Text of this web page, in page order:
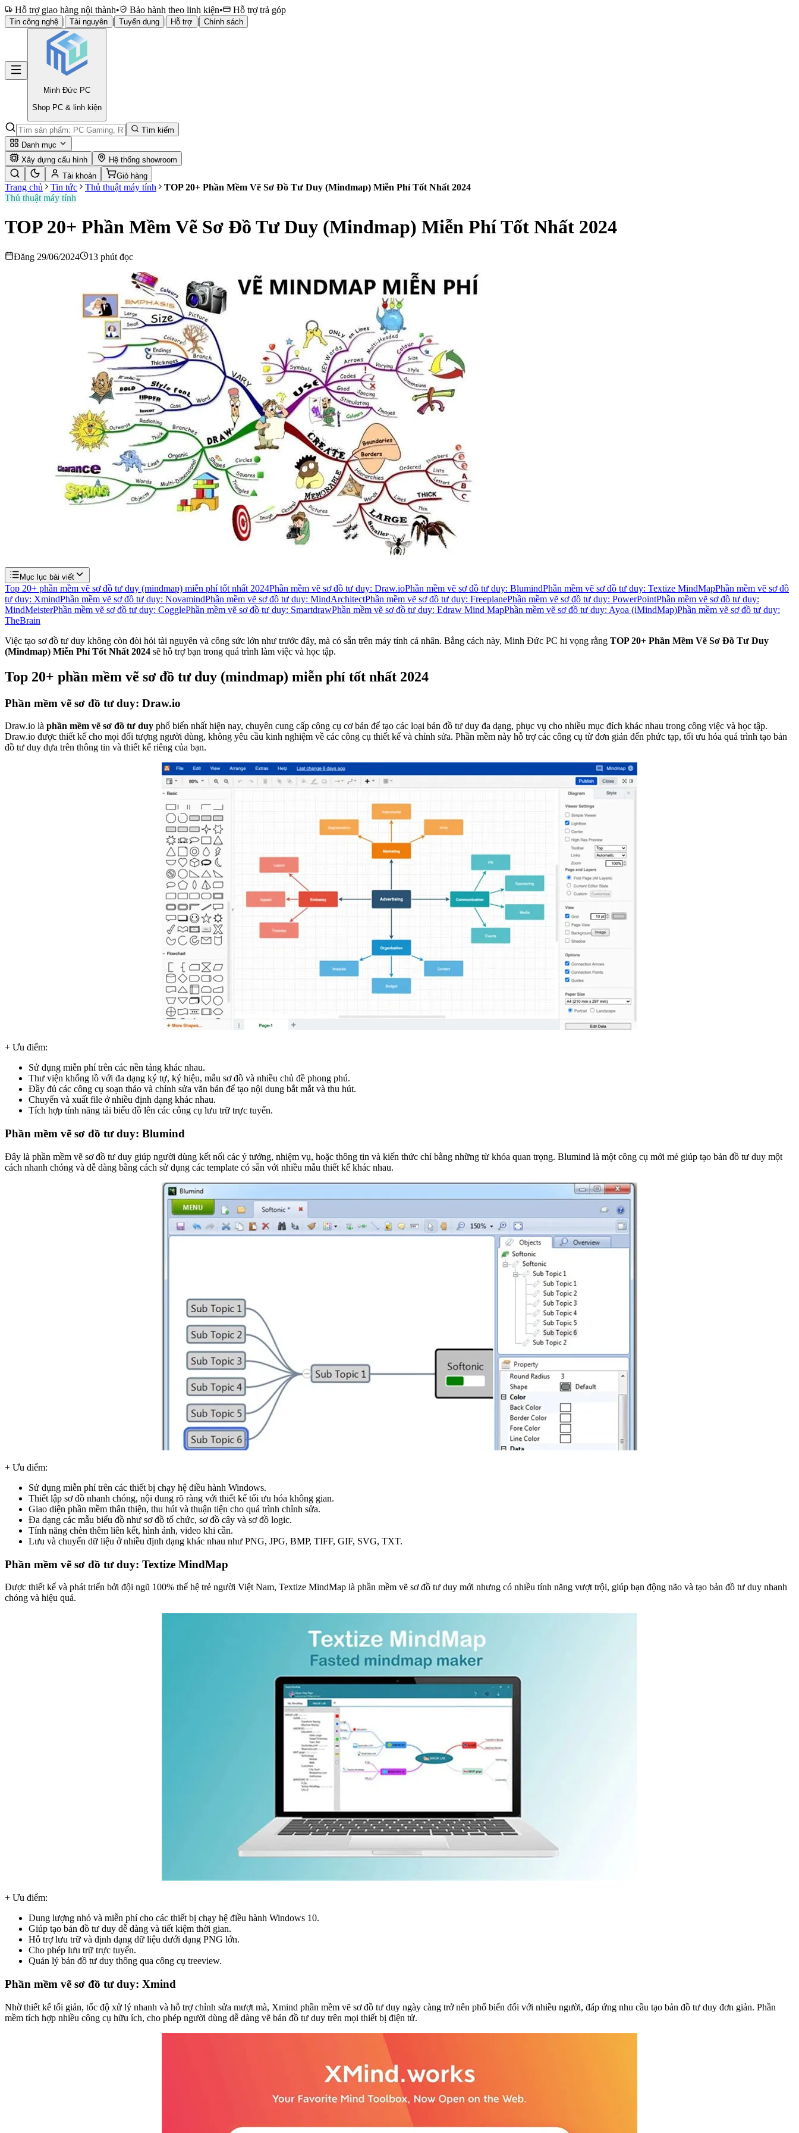
Hỗ trợ giao hàng nội thành• Bảo hành theo linh kiện• Hỗ trợ trả góp
Tin công nghệ | Tài nguyên | Tuyển dụng | Hỗ trợ | Chính sách
Minh Đức PC
Shop PC & linh kiện
Tìm kiếm
Danh mục
Xây dựng cấu hình
Hệ thống showroom
Tài khoản
Giỏ hàng
Trang chủ Tin tức Thủ thuật máy tính
TOP 20+ Phần Mềm Vẽ Sơ Đồ Tư Duy (Mindmap) Miễn Phí Tốt Nhất 2024
Thủ thuật máy tính
TOP 20+ Phần Mềm Vẽ Sơ Đồ Tư Duy (Mindmap) Miễn Phí Tốt Nhất 2024
Đăng 29/06/2024 13 phút đọc
Mục lục bài viết
Top 20+ phần mềm vẽ sơ đồ tư duy (mindmap) miễn phí tốt nhất 2024Phần mềm vẽ sơ đồ tư duy: Draw.ioPhần mềm vẽ sơ đồ tư duy: BlumindPhần mềm vẽ sơ đồ tư duy: Textize MindMapPhần mềm vẽ sơ đồ
tư duy: XmindPhần mềm vẽ sơ đồ tư duy: NovamindPhần mềm vẽ sơ đồ tư duy: MindArchitectPhần mềm vẽ sơ đồ tư duy: FreeplanePhần mềm vẽ sơ đồ tư duy: PowerPointPhần mềm vẽ sơ đồ tư duy:
MindMeisterPhần mềm vẽ sơ đồ tư duy: CogglePhần mềm vẽ sơ đồ tư duy: SmartdrawPhần mềm vẽ sơ đồ tư duy: Edraw Mind MapPhần mềm vẽ sơ đồ tư duy: Ayoa (iMindMap)Phần mềm vẽ sơ đồ tư duy:
TheBrain
Việc tạo sơ đồ tư duy không còn đòi hỏi tài nguyên và công sức lớn như trước đây, mà có sẵn trên máy tính cá nhân. Bằng cách này, Minh Đức PC hi vọng rằng TOP 20+ Phần Mềm Vẽ Sơ Đồ Tư Duy
(Mindmap) Miễn Phí Tốt Nhất 2024 sẽ hỗ trợ bạn trong quá trình làm việc và học tập.
Top 20+ phần mềm vẽ sơ đồ tư duy (mindmap) miễn phí tốt nhất 2024
Phần mềm vẽ sơ đồ tư duy: Draw.io
Draw.io là phần mềm vẽ sơ đồ tư duy phổ biến nhất hiện nay, chuyên cung cấp công cụ cơ bản để tạo các loại bản đồ tư duy đa dạng, phục vụ cho nhiều mục đích khác nhau trong công việc và học tập.
Draw.io được thiết kế cho mọi đối tượng người dùng, không yêu cầu kinh nghiệm về các công cụ thiết kế và chỉnh sửa. Phần mềm này hỗ trợ các công cụ từ đơn giản đến phức tạp, tối ưu hóa quá trình tạo bản
đồ tư duy dựa trên thông tin và thiết kế riêng của bạn.
+ Ưu điểm:
Sử dụng miễn phí trên các nền tảng khác nhau.
Thư viện khổng lồ với đa dạng ký tự, ký hiệu, mẫu sơ đồ và nhiều chủ đề phong phú.
Đầy đủ các công cụ soạn thảo và chỉnh sửa văn bản để tạo nội dung bắt mắt và thu hút.
Chuyển và xuất file ở nhiều định dạng khác nhau.
Tích hợp tính năng tải biểu đồ lên các công cụ lưu trữ trực tuyến.
Phần mềm vẽ sơ đồ tư duy: Blumind
Đây là phần mềm vẽ sơ đồ tư duy giúp người dùng kết nối các ý tưởng, nhiệm vụ, hoặc thông tin và kiến thức chỉ bằng những từ khóa quan trọng. Blumind là một công cụ mới mẻ giúp tạo bản đồ tư duy một
cách nhanh chóng và dễ dàng bằng cách sử dụng các template có sẵn với nhiều mẫu thiết kế khác nhau.
+ Ưu điểm:
Sử dụng miễn phí trên các thiết bị chạy hệ điều hành Windows.
Thiết lập sơ đồ nhanh chóng, nội dung rõ ràng với thiết kế tối ưu hóa không gian.
Giao diện phần mềm thân thiện, thu hút và thuận tiện cho quá trình chỉnh sửa.
Đa dạng các mẫu biểu đồ như sơ đồ tổ chức, sơ đồ cây và sơ đồ logic.
Tính năng chèn thêm liên kết, hình ảnh, video khi cần.
Lưu và chuyển dữ liệu ở nhiều định dạng khác nhau như PNG, JPG, BMP, TIFF, GIF, SVG, TXT.
Phần mềm vẽ sơ đồ tư duy: Textize MindMap
Được thiết kế và phát triển bởi đội ngũ 100% thế hệ trẻ người Việt Nam, Textize MindMap là phần mềm vẽ sơ đồ tư duy mới nhưng có nhiều tính năng vượt trội, giúp bạn động não và tạo bản đồ tư duy nhanh
chóng và hiệu quả.
+ Ưu điểm:
Dung lượng nhỏ và miễn phí cho các thiết bị chạy hệ điều hành Windows 10.
Giúp tạo bản đồ tư duy dễ dàng và tiết kiệm thời gian.
Hỗ trợ lưu trữ và định dạng dữ liệu dưới dạng PNG lớn.
Cho phép lưu trữ trực tuyến.
Quản lý bản đồ tư duy thông qua công cụ treeview.
Phần mềm vẽ sơ đồ tư duy: Xmind
Nhờ thiết kế tối giản, tốc độ xử lý nhanh và hỗ trợ chỉnh sửa mượt mà, Xmind phần mềm vẽ sơ đồ tư duy ngày càng trở nên phổ biến đối với nhiều người, đáp ứng nhu cầu tạo bản đồ tư duy đơn giản. Phần
mềm tích hợp nhiều công cụ hữu ích, cho phép người dùng dễ dàng vẽ bản đồ tư duy trên mọi thiết bị điện tử.